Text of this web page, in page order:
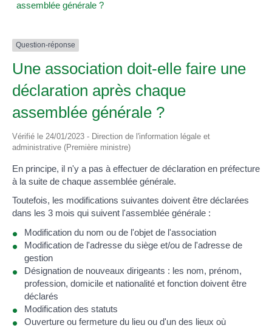
assemblée générale ?
Question-réponse
Une association doit-elle faire une
déclaration après chaque
assemblée générale ?
Vérifié le 24/01/2023 - Direction de l'information légale et
administrative (Première ministre)
En principe, il n'y a pas à effectuer de déclaration en préfecture
à la suite de chaque assemblée générale.
Toutefois, les modifications suivantes doivent être déclarées
dans les 3 mois qui suivent l'assemblée générale :
Modification du nom ou de l'objet de l'association
Modification de l'adresse du siège et/ou de l'adresse de
gestion
Désignation de nouveaux dirigeants : les nom, prénom,
profession, domicile et nationalité et fonction doivent être
déclarés
Modification des statuts
Ouverture ou fermeture du lieu ou d'un des lieux où